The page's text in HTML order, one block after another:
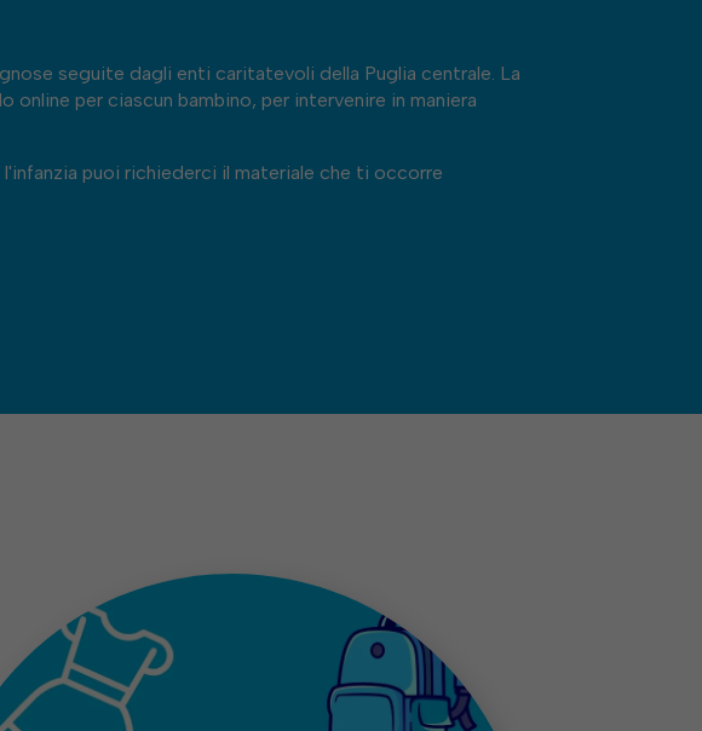
seguite dagli enti caritatevoli della Puglia centrale. La
per ciascun bambino, per intervenire in maniera
puoi richiederci il materiale che ti occorre